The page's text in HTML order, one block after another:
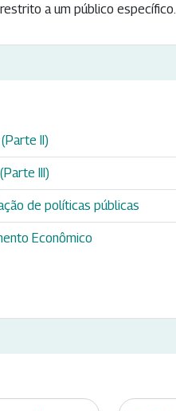
a um público específico.
II)
III)
de políticas públicas
Econômico